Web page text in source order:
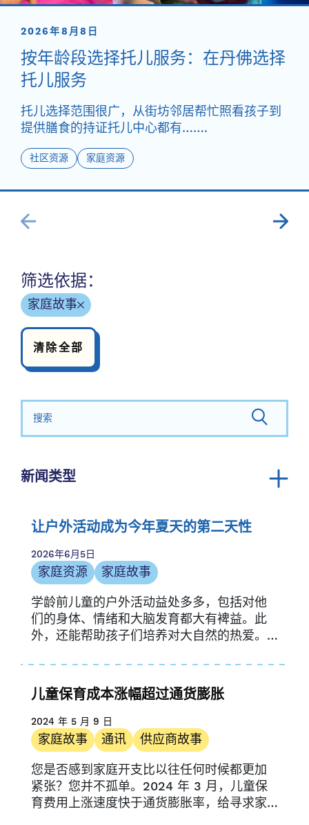
2026年8月8日
按年龄段选择托儿服务：在丹佛选择
托儿服务
托儿选择范围很广，从街坊邻居帮忙照看孩子到
提供膳食的持证托儿中心都有…….
社区资源 家庭资源
筛选依据：
家庭故事
清除全部
搜索：
新闻类型
年报
社区资源
家庭资源
家庭故事
媒体提及
通讯
机会与途径
新闻稿
提供商资源
供应商故事
研究
UPK 科罗拉多
让户外活动成为今年夏天的第二天性
2026年6月5日
家庭资源
家庭故事
学龄前儿童的户外活动益处多多，包括对他
们的身体、情绪和大脑发育都大有裨益。此
外，还能帮助孩子们培养对大自然的热爱。
儿童保育成本涨幅超过通货膨胀
2024 年 5 月 9 日
家庭故事 通讯
供应商故事
您是否感到家庭开支比以往任何时候都更加
紧张？您并不孤单。2024 年 3 月，儿童保
育费用上涨速度快于通货膨胀率，给寻求家